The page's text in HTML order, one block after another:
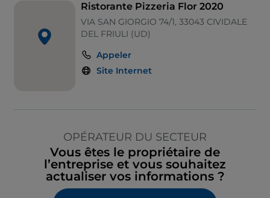
Ristorante Pizzeria Flor 2020
VIA SAN GIORGIO 74/1, 33043 CIVIDALE
DEL FRIULI (UD)
Appeler
Site Internet
OPÉRATEUR DU SECTEUR
Vous êtes le propriétaire de
l’entreprise et vous souhaitez
actualiser vos informations ?